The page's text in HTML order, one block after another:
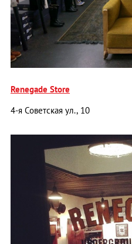
Renegade Store
4-я Советская ул., 10